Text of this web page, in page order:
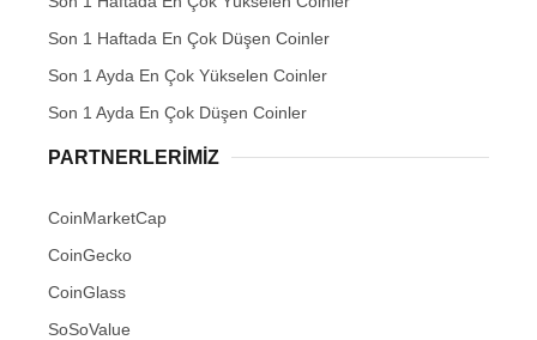
Son 1 Haftada En Çok Düşen Coinler
Son 1 Ayda En Çok Yükselen Coinler
Son 1 Ayda En Çok Düşen Coinler
PARTNERLERIMIZ
CoinMarketCap
CoinGecko
CoinGlass
SoSoValue